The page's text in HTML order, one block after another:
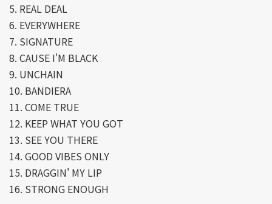
5. REAL DEAL
6. EVERYWHERE
7. SIGNATURE
8. CAUSE I'M BLACK
9. UNCHAIN
10. BANDIERA
11. COME TRUE
12. KEEP WHAT YOU GOT
13. SEE YOU THERE
14. GOOD VIBES ONLY
15. DRAGGIN' MY LIP
16. STRONG ENOUGH